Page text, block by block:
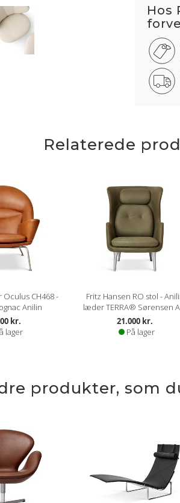
Hos
Relaterede
Oculus CH468 -
Anilin
kr.
lager
Fritz Hansen RO stol -
læder TERRA® Sørensen
21.000 kr.
På lager
produkter, som